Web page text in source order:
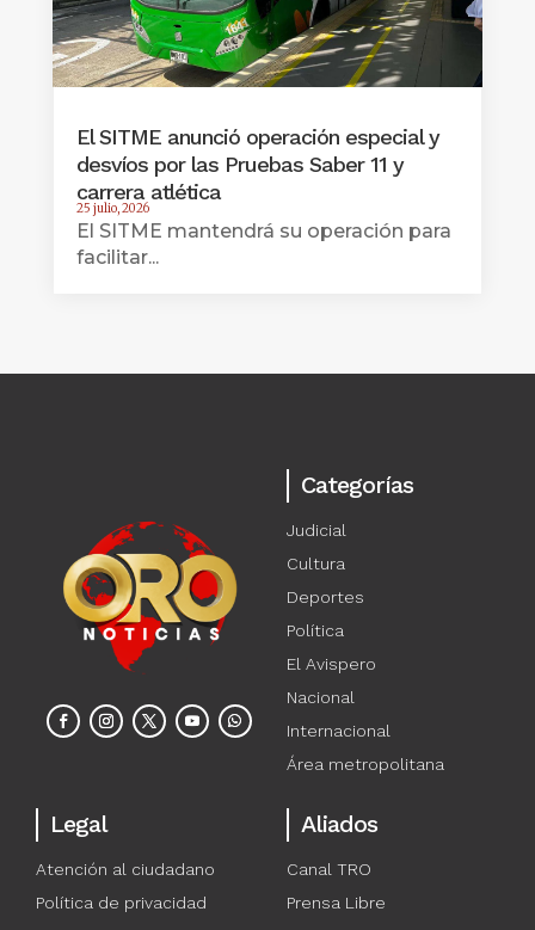
El SITME anunció operación especial y
desvíos por las Pruebas Saber 11 y
carrera atlética
25 julio, 2026
El SITME mantendrá su operación para
facilitar...
Categorías
Judicial
Cultura
Deportes
Política
El Avispero
Nacional
Internacional
Área metropolitana
Legal
Atención al ciudadano
Política de privacidad
Aliados
Canal TRO
Prensa Libre